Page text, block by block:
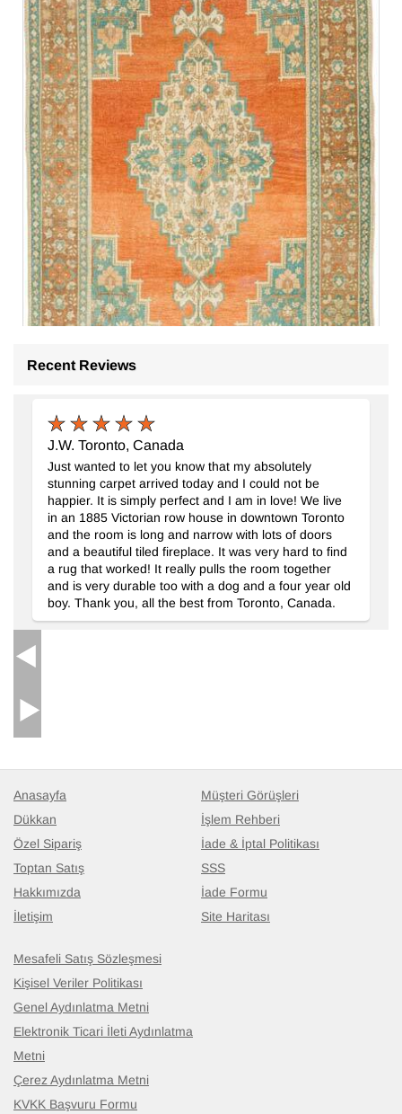
El Dokuma Vintage Halı- K0073887
150 cm x 250 cm
39.319 TL
Recent Reviews
J.W. Toronto, Canada
Just wanted to let you know that my absolutely
stunning carpet arrived today and I could not be
happier. It is simply perfect and I am in love! We live
in an 1885 Victorian row house in downtown Toronto
and the room is long and narrow with lots of doors
and a beautiful tiled fireplace. It was very hard to find
a rug that worked! It really pulls the room together
and is very durable too with a dog and a four year old
boy. Thank you, all the best from Toronto, Canada.
Anasayfa
Dükkan
Özel Sipariş
Toptan Satış
Hakkımızda
İletişim
Müşteri Görüşleri
İşlem Rehberi
İade & İptal Politikası
SSS
İade Formu
Site Haritası
Mesafeli Satış Sözleşmesi
Kişisel Veriler Politikası
Genel Aydınlatma Metni
Elektronik Ticari İleti Aydınlatma
Metni
Çerez Aydınlatma Metni
KVKK Başvuru Formu